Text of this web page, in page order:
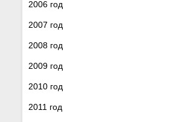
2006 год
2007 год
2008 год
2009 год
2010 год
2011 год